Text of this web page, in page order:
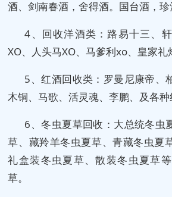
酒、剑南春酒，舍得酒。国台酒，珍
4、回收洋酒类：路易十三、
XO、人头马XO、马爹利xo、皇家礼
5、红酒回收类：罗曼尼康帝、
木铜、马歌、活灵魂、李鹏、及各种
6、冬虫夏草回收：大总统冬虫
草、藏羚羊冬虫夏草、青藏冬虫夏
礼盒装冬虫夏草、散装冬虫夏草
草。